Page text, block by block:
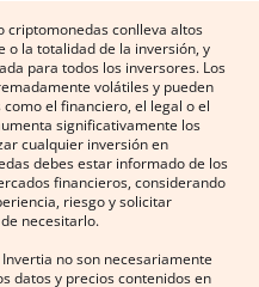
criptomonedas conlleva altos
o la totalidad de la inversión, y
para todos los inversores. Los
volátiles y pueden
el financiero, el legal o el
significativamente los
cualquier inversión en
debes estar informado de los
financieros, considerando
riesgo y solicitar
necesitarlo.
no son necesariamente
datos y precios contenidos en